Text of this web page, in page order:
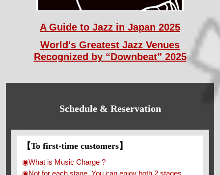
A Guide to Jazz in Japan 2025
World's Greatest Jazz Venues
Recognized by “Downbeat” 2025
Schedule & Reservation
【To first-time customers】
◉What is Music Charge ?
◉Not for each stage, You can enjoy both 2 stages.